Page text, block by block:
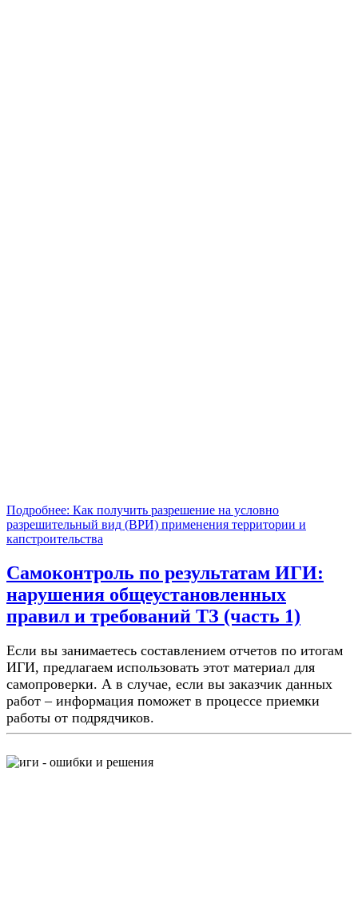
Подробнее: Как получить разрешение на условно
разрешительный вид (ВРИ) применения территории и
капстроительства
Самоконтроль по результатам ИГИ:
нарушения общеустановленных
правил и требований ТЗ (часть 1)
Если вы занимаетесь составлением отчетов по итогам
ИГИ, предлагаем использовать этот материал для
самопроверки. А в случае, если вы заказчик данных
работ – информация поможет в процессе приемки
работы от подрядчиков.